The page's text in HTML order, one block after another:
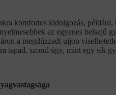
komfortos kidolgozás,
az egyenes
a megdúzzadt ujjon
tapad, szorul úgy, mint egy sík